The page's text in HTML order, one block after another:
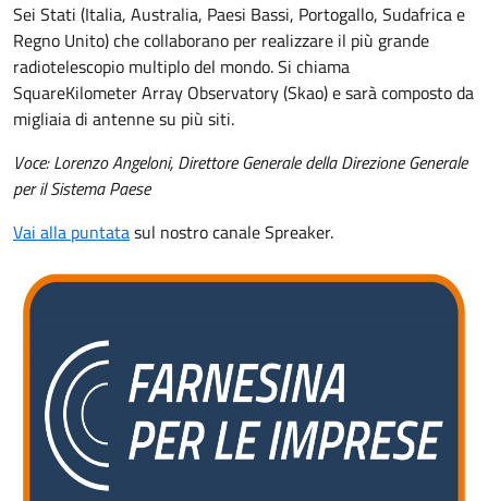
Sei Stati (Italia, Australia, Paesi Bassi, Portogallo, Sudafrica e
Regno Unito) che collaborano per realizzare il più grande
radiotelescopio multiplo del mondo. Si chiama
SquareKilometer Array Observatory (Skao) e sarà composto da
migliaia di antenne su più siti.
Voce: Lorenzo Angeloni, Direttore Generale della Direzione Generale
per il Sistema Paese
Vai alla puntatasul nostro canale Spreaker.